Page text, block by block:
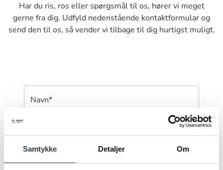
Samtykke Detaljer Om
Har du ris, ros eller spørgsmål til os, hører vi meget
gerne fra dig. Udfyld nedenstående kontaktformular og
send den til os, så vender vi tilbage til dig hurtigst muligt.
Navn*
Firma*